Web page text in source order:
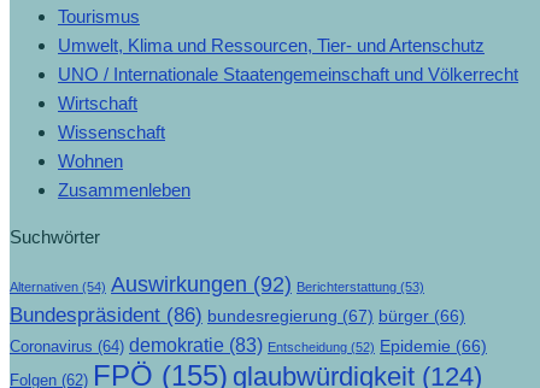
Tourismus
Umwelt, Klima und Ressourcen, Tier- und Artenschutz
UNO / Internationale Staatengemeinschaft und Völkerrecht
Wirtschaft
Wissenschaft
Wohnen
Zusammenleben
Suchwörter
Alternativen (54) Auswirkungen (92) Berichterstattung (53)
Bundespräsident (86) bundesregierung (67) bürger (66)
Coronavirus (64) demokratie (83) Entscheidung (52) Epidemie (66)
Folgen (62) FPÖ (155) glaubwürdigkeit (124)